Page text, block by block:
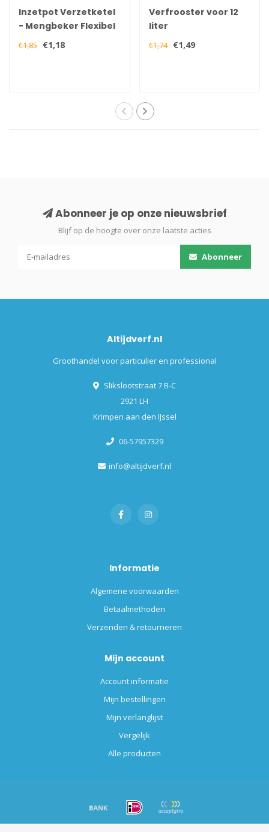
Inzetpot Verzetketel
- Mengbeker Flexibel
2,5 liter
€1,85 €1,18
Verfrooster voor 12
liter
€1,74 €1,49
Abonneer je op onze nieuwsbrief
Blijf op de hoogte over onze laatste acties
Abonneer
Altijdverf.nl
Groothandel voor particulier en professional
Slikslootstraat 7 B-C
2921 LH
Krimpen aan den IJssel
06-57957329
info@altijdverf.nl
Informatie
Algemene voorwaarden
Betaalmethoden
Verzenden & retourneren
Mijn account
Account informatie
Mijn bestellingen
Mijn verlanglijst
Vergelijk
Alle producten